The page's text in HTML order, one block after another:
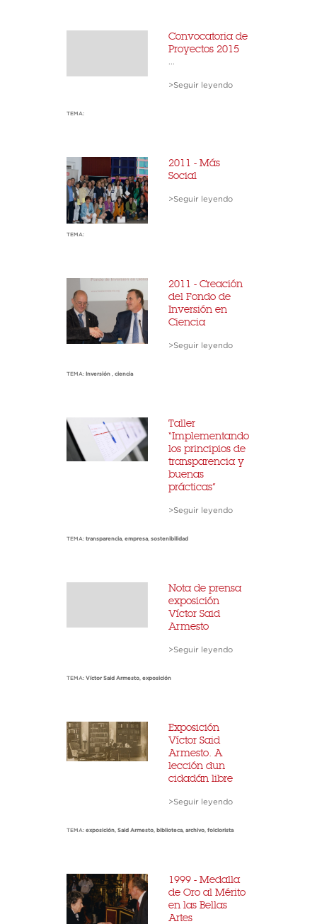
Convocatoria de
Proyectos 2015
...
>Seguir leyendo
TEMA:
2011 - Más
Social
>Seguir leyendo
TEMA:
2011 - Creación
del Fondo de
Inversión en
Ciencia
>Seguir leyendo
TEMA: Inversión , ciencia
Taller
“Implementando
los principios de
transparencia y
buenas
prácticas”
>Seguir leyendo
TEMA: transparencia, empresa, sostenibilidad
Nota de prensa
exposición
Víctor Said
Armesto
>Seguir leyendo
TEMA: Víctor Said Armesto, exposición
Exposición
Víctor Said
Armesto. A
lección dun
cidadán libre
>Seguir leyendo
TEMA: exposición, Said Armesto, biblioteca, archivo, folclorista
1999 - Medalla
de Oro al Mérito
en las Bellas
Artes